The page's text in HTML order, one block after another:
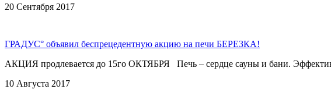
20 Сентября 2017
ГРАДУС° объявил беспрецедентную акцию на печи БЕРЕЗКА!
АКЦИЯ продлевается до 15го ОКТЯБРЯ Печь – сердце сауны и бани.
10 Августа 2017